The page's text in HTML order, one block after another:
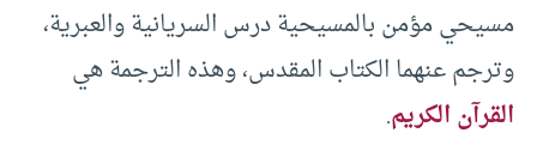
مسيحي مؤمن بالمسيحية درس السريانية والعبرية،
وترجم عنهما الكتاب المقدس، وهذه الترجمة هي
القرآن الكريم.